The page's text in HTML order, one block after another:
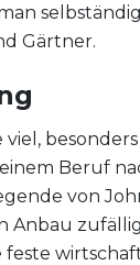
Gärtner.
Beruf
von
Anbau
feste